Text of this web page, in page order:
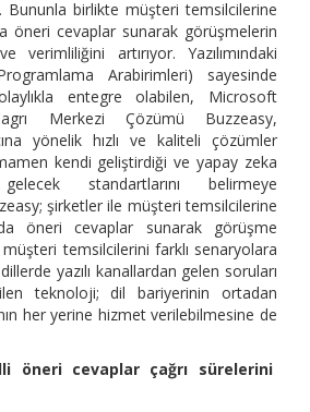
Bununla birlikte müşteri temsilcilerine
öneri cevaplar sunarak görüşmelerin
verimliliğini artırıyor. Yazılımındaki
Arabirimleri) sayesinde
entegre olabilen, Microsoft
Merkezi Çözümü Buzzeasy,
yönelik hızlı ve kaliteli çözümler
kendi geliştirdiği ve yapay zeka
gelecek standartlarını belirmeye
şirketler ile müşteri temsilcilerine
öneri cevaplar sunarak görüşme
müşteri temsilcilerini farklı senaryolara
dillerde yazılı kanallardan gelen soruları
teknoloji; dil bariyerinin ortadan
her yerine hizmet verilebilmesine de
öneri cevaplar çağrı sürelerini